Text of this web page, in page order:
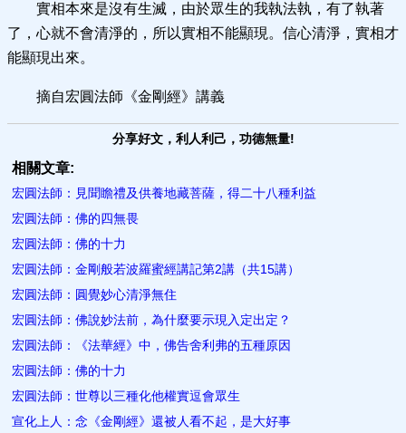
實相本來是沒有生滅，由於眾生的我執法執，有了執著
了，心就不會清淨的，所以實相不能顯現。信心清淨，實相才
能顯現出來。
摘自宏圓法師《金剛經》講義
分享好文，利人利己，功德無量!
相關文章:
宏圓法師：見聞瞻禮及供養地藏菩薩，得二十八種利益
宏圓法師：佛的四無畏
宏圓法師：佛的十力
宏圓法師：金剛般若波羅蜜經講記第2講（共15講）
宏圓法師：圓覺妙心清淨無住
宏圓法師：佛說妙法前，為什麼要示現入定出定？
宏圓法師：《法華經》中，佛告舍利弗的五種原因
宏圓法師：佛的十力
宏圓法師：世尊以三種化他權實逗會眾生
宣化上人：念《金剛經》還被人看不起，是大好事